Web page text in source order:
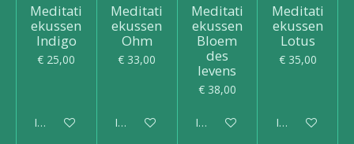
Meditati
ekussen
Indigo
€ 25,00
In winkelwagen
Meditati
ekussen
Ohm
€ 33,00
In winkelwagen
Meditati
ekussen
Bloem
des
levens
€ 38,00
In winkelwagen
Meditati
ekussen
Lotus
€ 35,00
In winkelwagen